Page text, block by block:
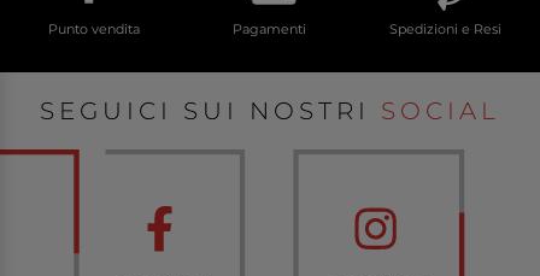
Punto vendita Pagamenti Spedizioni e Resi
SEGUICI SUI NOSTRI SOCIAL